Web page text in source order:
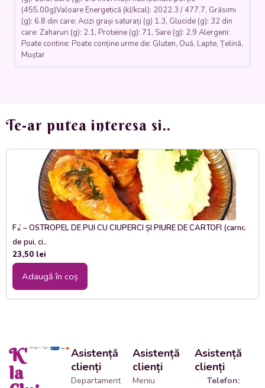
(455.00g)Valoare Energetică (kJ/kcal): 2022.3 / 477.7, Grăsimi
(g): 6.8 din care: Acizi grași saturați (g) 1.3, Glucide (g): 32 din
care: Zaharuri (g): 2.1, Proteine (g): 71, Sare (g): 2.9 Alergeni:
Poate contine: Poate conține urme de: Gluten, Ouă, Lapte, Țelină,
Muștar
Te-ar putea interesa si..
F2 – OSTROPEL DE PUI CU CIUPERCI ȘI PIURE DE CARTOFI (carne
de pui, ci..
23,50 lei
Adaugă în coș
K'
la
Asistență
clienți
Departament
Asistență
clienți
Meniu
Asistență
clienți
Telefon: